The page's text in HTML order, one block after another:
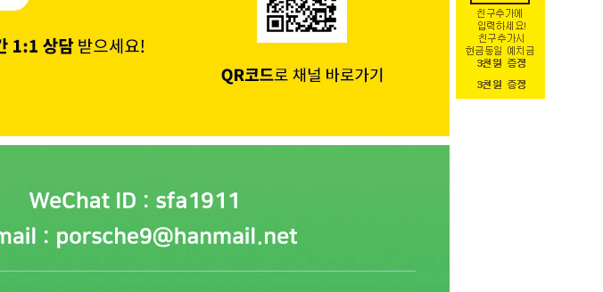
PAYCO 바로구매